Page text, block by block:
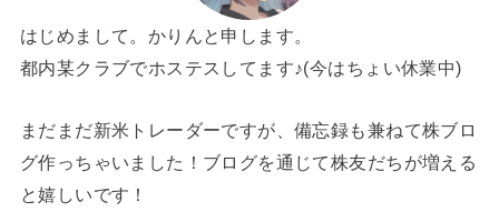
はじめまして。かりんと申します。
都内某クラブでホステスしてます♪(今はちょい休業中)
まだまだ新米トレーダーですが、備忘録も兼ねて株ブロ
グ作っちゃいました！ブログを通じて株友だちが増える
と嬉しいです！